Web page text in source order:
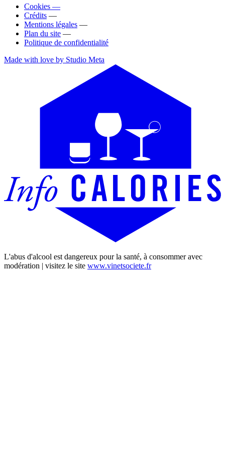
Cookies —
Crédits —
Mentions légales —
Plan du site —
Politique de confidentialité
Made with love by Studio Meta
L'abus d'alcool est dangereux pour la santé, à consommer avec
modération | visitez le site www.vinetsociete.fr